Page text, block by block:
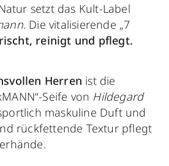
setzt das Kult-Label
Die vitalisierende „7
reinigt und pflegt.
Herren ist die
Seife von Hildegard
maskuline Duft und
rückfettende Textur pflegt